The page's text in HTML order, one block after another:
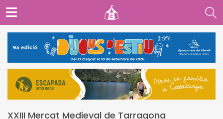
XXIII Mercat Medieval de Tarragona